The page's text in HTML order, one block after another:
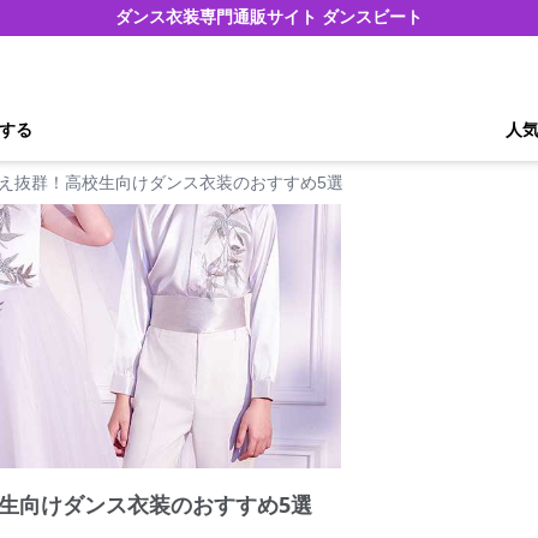
ダンス衣装専門通販サイト ダンスビート
る 人
抜群！高校生向けダンス衣装のおすすめ5選
向けダンス衣装のおすすめ5選